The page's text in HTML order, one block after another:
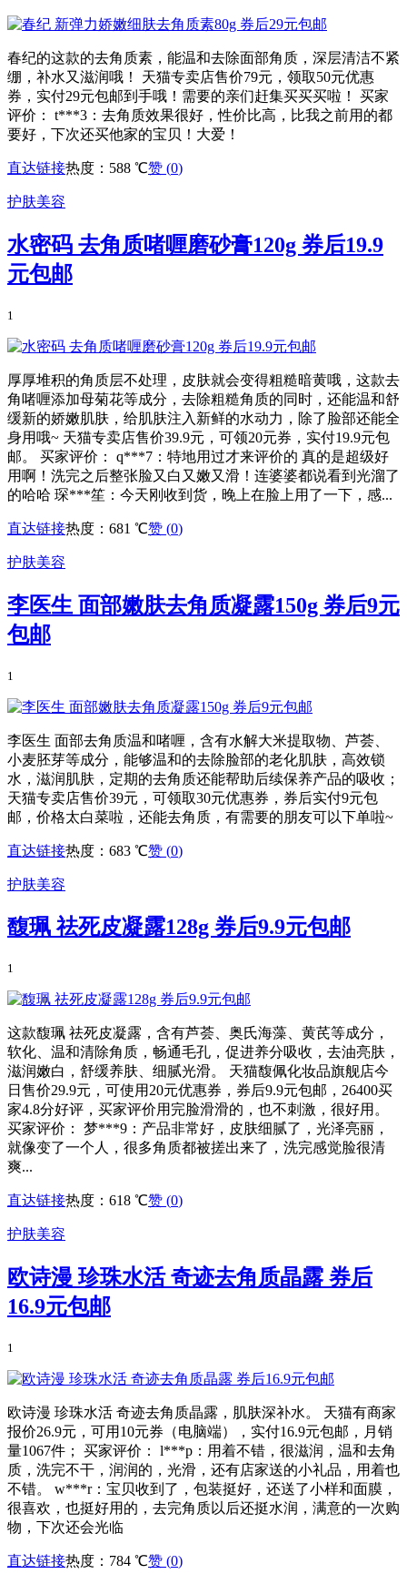
春纪的这款的去角质素，能温和去除面部角质，深层清洁不紧
绷，补水又滋润哦！ 天猫专卖店售价79元，领取50元优惠
券，实付29元包邮到手哦！需要的亲们赶集买买买啦！ 买家
评价： t***3：去角质效果很好，性价比高，比我之前用的都
要好，下次还买他家的宝贝！大爱！
直达链接热度：588 ℃赞 (0)
护肤美容
水密码 去角质啫喱磨砂膏120g 券后19.9
元包邮
1
厚厚堆积的角质层不处理，皮肤就会变得粗糙暗黄哦，这款去
角啫喱添加母菊花等成分，去除粗糙角质的同时，还能温和舒
缓新的娇嫩肌肤，给肌肤注入新鲜的水动力，除了脸部还能全
身用哦~ 天猫专卖店售价39.9元，可领20元券，实付19.9元包
邮。 买家评价： q***7：特地用过才来评价的 真的是超级好
用啊！洗完之后整张脸又白又嫩又滑！连婆婆都说看到光溜了
的哈哈 琛***笙：今天刚收到货，晚上在脸上用了一下，感...
直达链接热度：681 ℃赞 (0)
护肤美容
李医生 面部嫩肤去角质凝露150g 券后9元
包邮
1
李医生 面部去角质温和啫喱，含有水解大米提取物、芦荟、
小麦胚芽等成分，能够温和的去除脸部的老化肌肤，高效锁
水，滋润肌肤，定期的去角质还能帮助后续保养产品的吸收；
天猫专卖店售价39元，可领取30元优惠券，券后实付9元包
邮，价格太白菜啦，还能去角质，有需要的朋友可以下单啦~
直达链接热度：683 ℃赞 (0)
护肤美容
馥珮 祛死皮凝露128g 券后9.9元包邮
1
这款馥珮 祛死皮凝露，含有芦荟、奥氏海藻、黄芪等成分，
软化、温和清除角质，畅通毛孔，促进养分吸收，去油亮肤，
滋润嫩白，舒缓养肤、细腻光滑。 天猫馥佩化妆品旗舰店今
日售价29.9元，可使用20元优惠券，券后9.9元包邮，26400买
家4.8分好评，买家评价用完脸滑滑的，也不刺激，很好用。
买家评价： 梦***9：产品非常好，皮肤细腻了，光泽亮丽，
就像变了一个人，很多角质都被搓出来了，洗完感觉脸很清
爽...
直达链接热度：618 ℃赞 (0)
护肤美容
欧诗漫 珍珠水活 奇迹去角质晶露 券后
16.9元包邮
1
欧诗漫 珍珠水活 奇迹去角质晶露，肌肤深补水。 天猫有商家
报价26.9元，可用10元券（电脑端），实付16.9元包邮，月销
量1067件； 买家评价： l***p：用着不错，很滋润，温和去角
质，洗完不干，润润的，光滑，还有店家送的小礼品，用着也
不错。 w***r：宝贝收到了，包装挺好，还送了小样和面膜，
很喜欢，也挺好用的，去完角质以后还挺水润，满意的一次购
物，下次还会光临
直达链接热度：784 ℃赞 (0)